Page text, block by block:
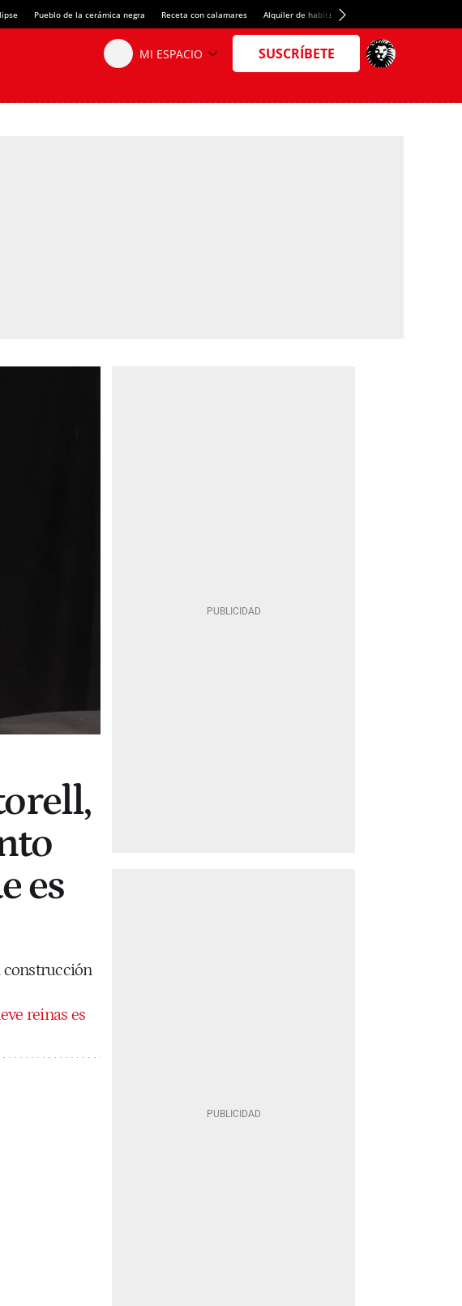
Pueblo de la cerámica negra Receta con calamares Alquiler de habitaciones en España
es
construcción
reinas es